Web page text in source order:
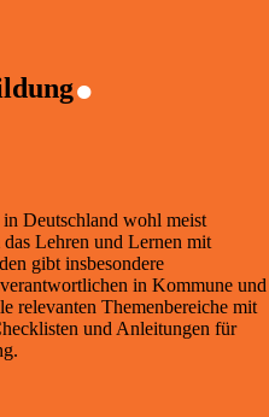
.
Deutschland wohl meist
Lehren und Lernen mit
gibt insbesondere
in Kommune und
relevanten Themenbereiche mit
und Anleitungen für